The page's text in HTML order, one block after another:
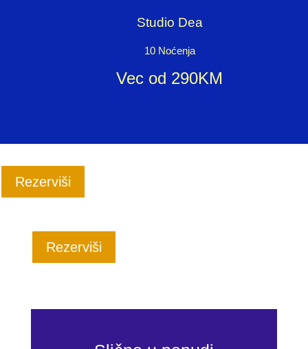
Studio Dea
10 Noćenja
Vec od 290KM
Rezerviši
Rezerviši